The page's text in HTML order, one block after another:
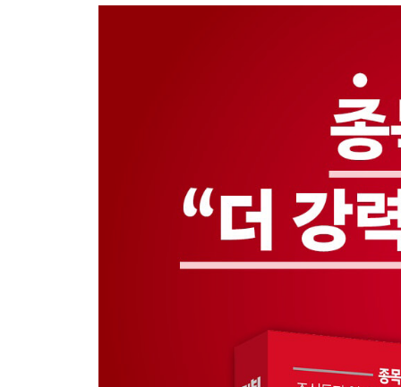
비책 6 | 간간이 반등하길래 안심했는데 장기적으
비책 7 | 오르려 해도 턱이 너무 많아 고달픈_다중
비책 8 | 오르고 오르려 해도 봉우리가 많아 첩첩산
비책 9 | 꼬리가 앞을 가려 헤쳐 나가기 힘든_다중
5장 어디서 본 것 같더라니
비책 10 | 고점에서 형성한 봉, 어디서 본 것 같더라